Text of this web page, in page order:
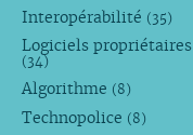
Interopérabilité (35)
Logiciels propriétaires
(34)
Algorithme (8)
Technopolice (8)